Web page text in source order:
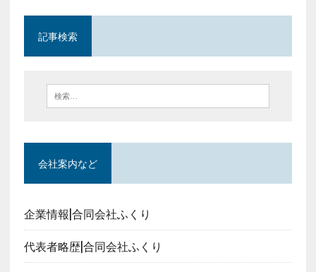
記事検索
会社案内など
企業情報|合同会社ふくり
代表者略歴|合同会社ふくり